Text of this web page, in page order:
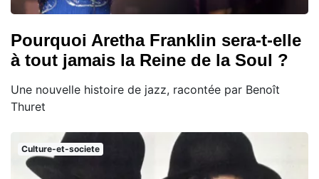
Pourquoi Aretha Franklin sera-t-elle
à tout jamais la Reine de la Soul ?
Une nouvelle histoire de jazz, racontée par Benoît
Thuret
Culture-et-societe